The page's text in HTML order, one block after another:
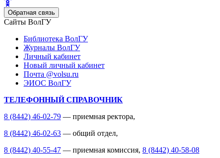
Обратная связь
Сайты ВолГУ
Библиотека ВолГУ
Журналы ВолГУ
Личный кабинет
Новый личный кабинет
Почта @volsu.ru
ЭИОС ВолГУ
ТЕЛЕФОННЫЙ СПРАВОЧНИК
8 (8442) 46-02-79 — приемная ректора,
8 (8442) 46-02-63 — общий отдел,
8 (8442) 40-55-47 — приемная комиссия, 8 (8442) 40-58-08